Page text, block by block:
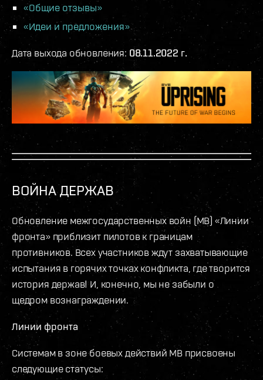
«Общие отзывы»
«Идеи и предложения»
Дата выхода обновления: 08.11.2022 г.
ВОЙНА ДЕРЖАВ
Обновление межгосударственных войн (МВ) «Линии
фронта» приблизит пилотов к границам
противников. Всех участников ждут захватывающие
испытания в горячих точках конфликта, где творится
история держав! И, конечно, мы не забыли о
щедром вознаграждении.
Линии фронта
Системам в зоне боевых действий МВ присвоены
следующие статусы: